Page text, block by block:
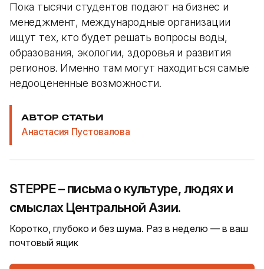
Пока тысячи студентов подают на бизнес и
менеджмент, международные организации
ищут тех, кто будет решать вопросы воды,
образования, экологии, здоровья и развития
регионов. Именно там могут находиться самые
недооцененные возможности.
АВТОР СТАТЬИ
Анастасия Пустовалова
STEPPE – письма о культуре, людях и
смыслах Центральной Азии.
Коротко, глубоко и без шума. Раз в неделю — в ваш
почтовый ящик